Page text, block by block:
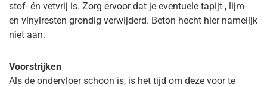
stof- én vetvrij is. Zorg ervoor dat je eventuele tapijt-, lijm-
en vinylresten grondig verwijderd. Beton hecht hier namelijk
niet aan.
Voorstrijken
Als de ondervloer schoon is, is het tijd om deze voor te